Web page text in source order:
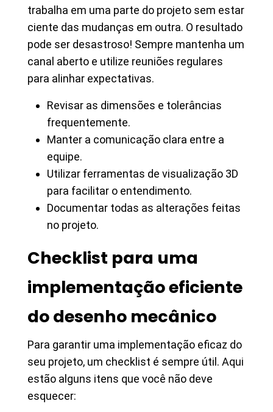
trabalha em uma parte do projeto sem estar
ciente das mudanças em outra. O resultado
pode ser desastroso! Sempre mantenha um
canal aberto e utilize reuniões regulares
para alinhar expectativas.
Revisar as dimensões e tolerâncias
frequentemente.
Manter a comunicação clara entre a
equipe.
Utilizar ferramentas de visualização 3D
para facilitar o entendimento.
Documentar todas as alterações feitas
no projeto.
Checklist para uma
implementação eficiente
do desenho mecânico
Para garantir uma implementação eficaz do
seu projeto, um checklist é sempre útil. Aqui
estão alguns itens que você não deve
esquecer: